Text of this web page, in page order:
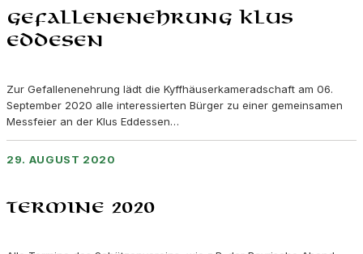
Gefallenenehrung Klus
Eddesen
Zur Gefallenenehrung lädt die Kyffhäuserkameradschaft am 06.
September 2020 alle interessierten Bürger zu einer gemeinsamen
Messfeier an der Klus Eddessen…
29. AUGUST 2020
Termine 2020